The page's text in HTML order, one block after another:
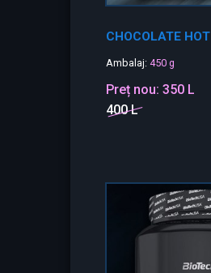
CHOCOLATE HOT
Ambalaj: 450 g
Preț nou: 350 L
400 L